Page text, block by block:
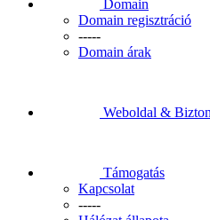
Domain
Domain regisztráció
-----
Domain árak
Weboldal &
Támogatás
Kapcsolat
-----